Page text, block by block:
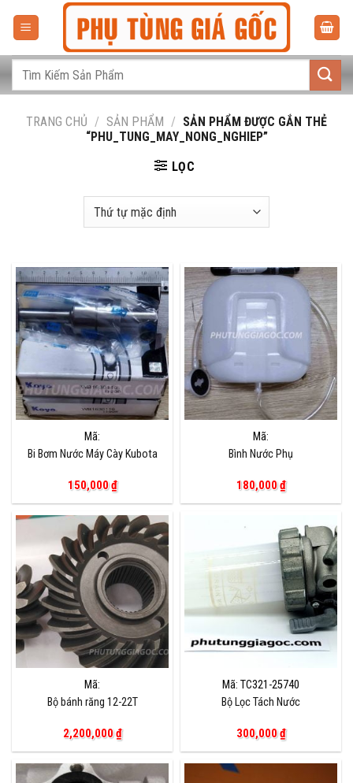
dungTìm
TRANG CHỦ / SẢN PHẨM / SẢN PHẨM ĐƯỢC GẮN THẺ
“PHU_TUNG_MAY_NONG_NGHIEP”
LỌC
Mã:
Bi Bơm Nước Máy Cày Kubota
150,000₫
Mã:
Bình Nước Phụ
180,000₫
Mã:
Bộ bánh răng 12-22T
2,200,000₫
Mã: TC321-25740
Bộ Lọc Tách Nước
300,000₫